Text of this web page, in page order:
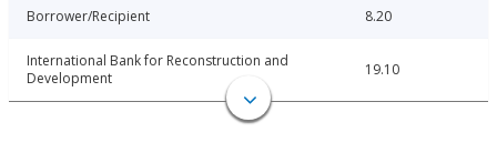
Borrower/Recipient 8.20
International Bank for Reconstruction and
Development
19.10